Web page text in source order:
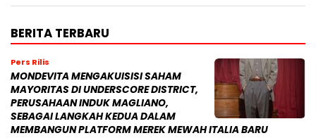
BERITA TERBARU
Pers Rilis
MONDEVITA MENGAKUISISI SAHAM
MAYORITAS DI UNDERSCORE DISTRICT,
PERUSAHAAN INDUK MAGLIANO,
SEBAGAI LANGKAH KEDUA DALAM
MEMBANGUN PLATFORM MEREK MEWAH ITALIA BARU